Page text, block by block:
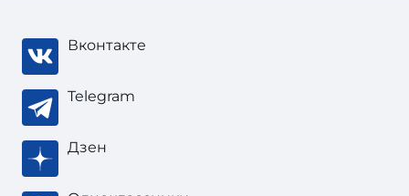
Вконтакте
Telegram
Дзен